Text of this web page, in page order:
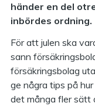
händer en del
inbördes ordning.
För att julen ska
sann
försäkringsbolag
ge några tips på
det många fler sätt